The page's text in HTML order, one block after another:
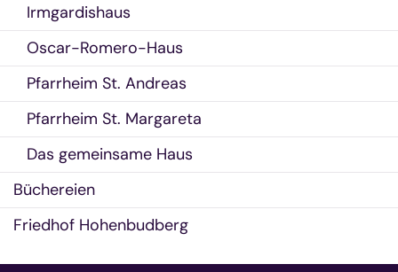
Irmgardishaus
Oscar-Romero-Haus
Pfarrheim St. Andreas
Pfarrheim St. Margareta
Das gemeinsame Haus
Büchereien
Friedhof Hohenbudberg